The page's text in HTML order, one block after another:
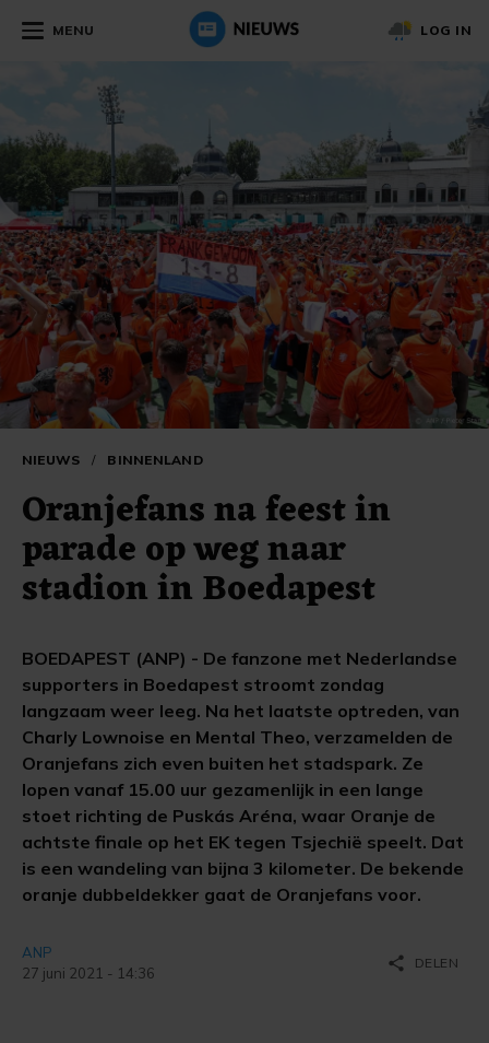
MENU LOG IN
NIEUWS / BINNENLAND
Oranjefans na feest in
parade op weg naar
stadion in Boedapest
BOEDAPEST (ANP) - De fanzone met Nederlandse
supporters in Boedapest stroomt zondag
langzaam weer leeg. Na het laatste optreden, van
Charly Lownoise en Mental Theo, verzamelden de
Oranjefans zich even buiten het stadspark. Ze
lopen vanaf 15.00 uur gezamenlijk in een lange
stoet richting de Puskás Aréna, waar Oranje de
achtste finale op het EK tegen Tsjechië speelt. Dat
is een wandeling van bijna 3 kilometer. De bekende
oranje dubbeldekker gaat de Oranjefans voor.
ANP
27 juni 2021 - 14:36
share DELEN